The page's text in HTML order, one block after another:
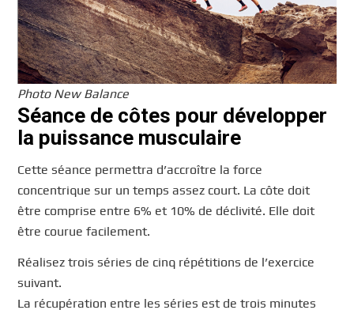
Photo New Balance
Séance de côtes pour développer
la puissance musculaire
Cette séance permettra d’accroître la force
concentrique sur un temps assez court. La côte doit
être comprise entre 6% et 10% de déclivité. Elle doit
être courue facilement.
Réalisez trois séries de cinq répétitions de l’exercice
suivant.
La récupération entre les séries est de trois minutes